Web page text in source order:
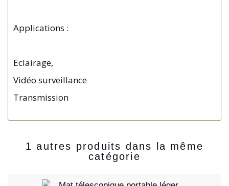
Applications :
Eclairage,
Vidéo surveillance
Transmission
1 autres produits dans la même
catégorie